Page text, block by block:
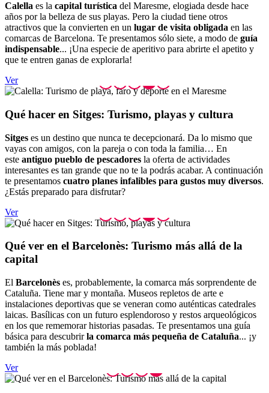
Calella es la capital turística del Maresme, elogiada desde hace
años por la belleza de sus playas. Pero la ciudad tiene otros
atractivos que la convierten en un lugar de visita obligada en las
comarcas de Barcelona. Te presentamos sólo siete, a modo de guía
indispensable... ¡Una especie de aperitivo para abrirte el apetito y
que te entren ganas de explorarla!
Ver
Qué hacer en Sitges: Turismo, playas y cultura
Sitges es un destino que nunca te decepcionará. Da lo mismo que
vayas con amigos, con la pareja o con toda la familia… En
este antiguo pueblo de pescadores la oferta de actividades
interesantes es tan grande que no te la podrás acabar. A continuación
te presentamos cuatro planes infalibles para gustos muy diversos.
¿Estás preparado para disfrutar?
Ver
Qué ver en el Barcelonès: Turismo más allá de la
capital
El Barcelonès es, probablemente, la comarca más sorprendente de
Cataluña. Tiene mar y montaña. Museos repletos de arte e
instalaciones deportivas que se veneran como auténticas catedrales
laicas. Basílicas con un futuro esplendoroso y restos arqueológicos
en los que rememorar historias pasadas. Te presentamos una guía
básica para descubrirla comarca más pequeña de Cataluña... ¡y
también la más poblada!
Ver